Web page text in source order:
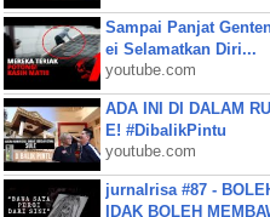
Sampai Panjat
ei Selamatkan Diri...
youtube.com
ADA INI DI DALAM
E! #DibalikPintu
youtube.com
jurnalrisa #87 -
IDAK BOLEH